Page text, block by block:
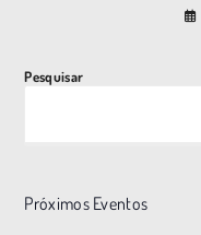
Pesquisar
Próximos Eventos